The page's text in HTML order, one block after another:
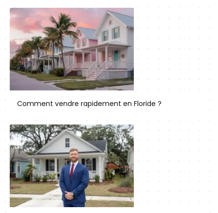
Comment vendre rapidement en Floride ?